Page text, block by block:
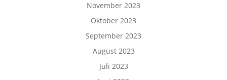
November 2023
Oktober 2023
September 2023
August 2023
Juli 2023